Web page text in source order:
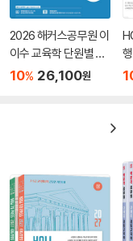
2026 해커스공무원 이
이수 교육학 단원별 기
출문제집
10% 26,100원